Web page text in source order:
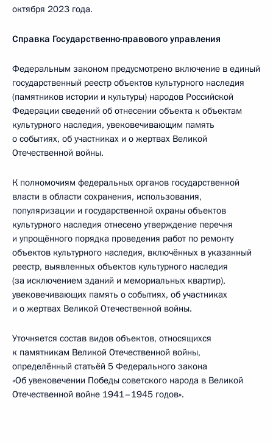
октября 2023 года.
Справка Государственно-правового управления
Федеральным законом предусмотрено включение в единый
государственный реестр объектов культурного наследия
(памятников истории и культуры) народов Российской
Федерации сведений об отнесении объекта к объектам
культурного наследия, увековечивающим память
о событиях, об участниках и о жертвах Великой
Отечественной войны.
К полномочиям федеральных органов государственной
власти в области сохранения, использования,
популяризации и государственной охраны объектов
культурного наследия отнесено утверждение перечня
и упрощённого порядка проведения работ по ремонту
объектов культурного наследия, включённых в указанный
реестр, выявленных объектов культурного наследия
(за исключением зданий и мемориальных квартир),
увековечивающих память о событиях, об участниках
и о жертвах Великой Отечественной войны.
Уточняется состав видов объектов, относящихся
к памятникам Великой Отечественной войны,
определённый статьёй 5 Федерального закона
«Об увековечении Победы советского народа в Великой
Отечественной войне 1941–1945 годов».